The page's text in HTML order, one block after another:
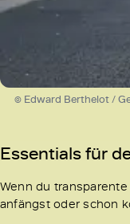
© Edward Berthelot /
Essentials für
Wenn du
anfängst oder schon